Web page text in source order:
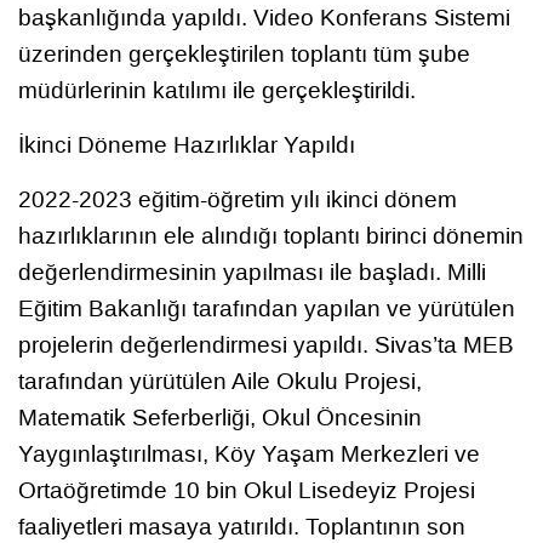
başkanlığında yapıldı. Video Konferans Sistemi
üzerinden gerçekleştirilen toplantı tüm şube
müdürlerinin katılımı ile gerçekleştirildi.
İkinci Döneme Hazırlıklar Yapıldı
2022-2023 eğitim-öğretim yılı ikinci dönem
hazırlıklarının ele alındığı toplantı birinci dönemin
değerlendirmesinin yapılması ile başladı. Milli
Eğitim Bakanlığı tarafından yapılan ve yürütülen
projelerin değerlendirmesi yapıldı. Sivas’ta MEB
tarafından yürütülen Aile Okulu Projesi,
Matematik Seferberliği, Okul Öncesinin
Yaygınlaştırılması, Köy Yaşam Merkezleri ve
Ortaöğretimde 10 bin Okul Lisedeyiz Projesi
faaliyetleri masaya yatırıldı. Toplantının son